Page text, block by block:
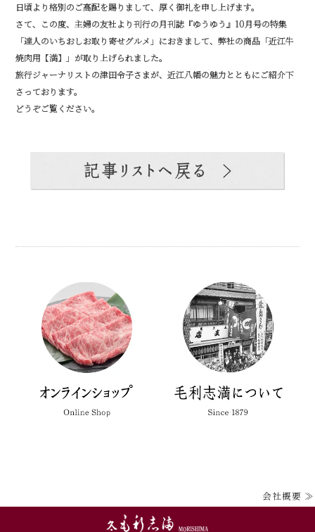
日頃より格別のご高配を賜りまして、厚く御礼を申し上げます。
さて、この度、主婦の友社より刊行の月刊誌『ゆうゆう』10月号の特集
「達人のいちおしお取り寄せグルメ」におきまして、弊社の商品「近江牛
焼肉用【満】」が取り上げられました。
旅行ジャーナリストの津田令子さまが、近江八幡の魅力とともにご紹介下
さっております。
どうぞご覧ください。
会社概要 ≫